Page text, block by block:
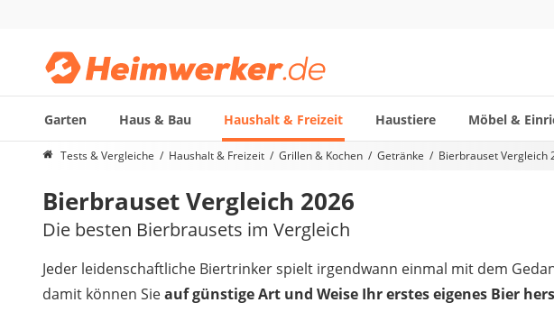
Garten Haus & Bau Haushalt & Freizeit Haustiere Möbel &
Die beliebtesten Vergleiche nach Kategorie
Diascanner
Walkie-Talkie Kinder
Nachtsichtgerät
Stunt-Scooter
Gusseisen Bräter
Tests & Vergleiche Haushalt & Freizeit Grillen & Kochen Getränke Bierbrauset Vergleich
Bierbrauset Vergleich 2026
Die besten Bierbrausets im Vergleich
Jeder leidenschaftliche Biertrinker spielt irgendwann einmal mit dem
damit können Sieauf günstige Art und Weise Ihr erstes eigenes Bier